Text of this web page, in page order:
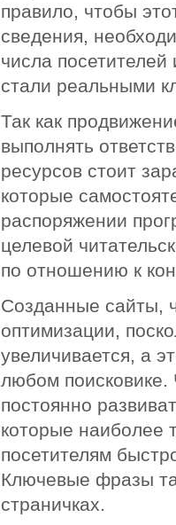
правило, чтобы
сведения,
числа
стали реальными
Так как
выполнять
ресурсов стоит
которые
распоряжении
целевой
по отношению к
Созданные сайты,
оптимизации,
увеличивается, а
любом поисковике.
постоянно
которые наиболее
посетителям
Ключевые фразы
страничках.